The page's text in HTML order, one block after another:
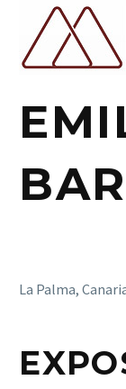
La Palma,